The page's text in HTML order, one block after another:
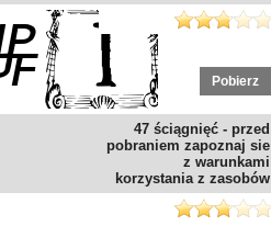
Pobierz
47 ściągnięć - przed
pobraniem zapoznaj sie
z warunkami
korzystania z zasobów